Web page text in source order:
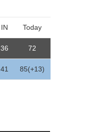
IN Today
36 72
41 85(+13)